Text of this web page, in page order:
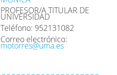
PROFESOR/A TITULAR DE
UNIVERSIDAD
Teléfono: 952131082
Correo electrónico:
motorres@uma.es